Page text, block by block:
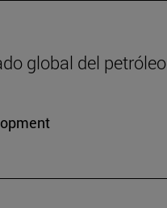
global del petróleo